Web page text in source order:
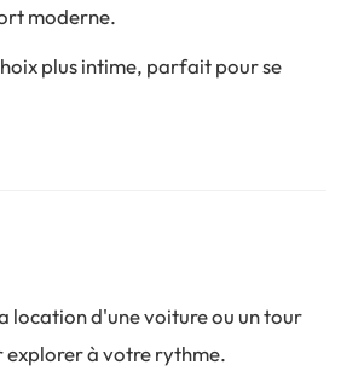
moderne.
plus intime, parfait pour se
location d'une voiture ou un tour
explorer à votre rythme.